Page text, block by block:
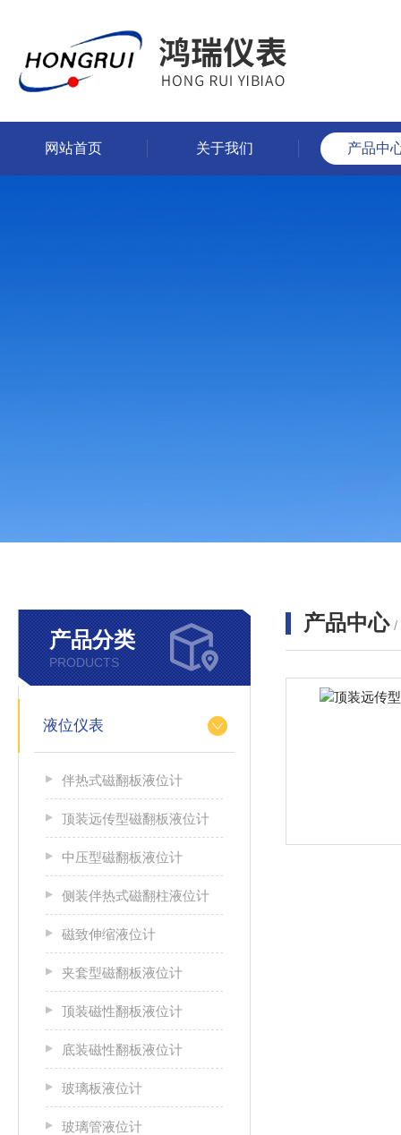
网站首页 关于我们 产品中
产品分类
PRODUCTS
液位仪表
伴热式磁翻板液位计
顶装远传型磁翻板液位计
中压型磁翻板液位计
侧装伴热式磁翻柱液位计
磁致伸缩液位计
夹套型磁翻板液位计
顶装磁性翻板液位计
底装磁性翻板液位计
玻璃板液位计
玻璃管液位计
产品中心 /